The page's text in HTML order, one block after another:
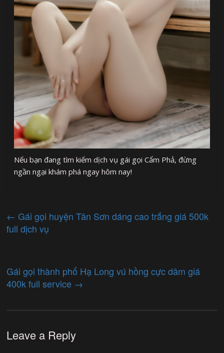
Nếu bạn đang tìm kiếm dịch vụ gái gọi Cẩm Phả, đừng
ngần ngại khám phá ngay hôm nay!
← Gái gọi huyện Tân Sơn dáng cao trắng giá 500k
full dịch vụ
Gái gọi thành phố Hạ Long vú hồng cực dâm giá
400k full service →
Leave a Reply